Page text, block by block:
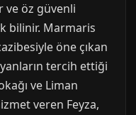
ve öz güvenli
bilinir. Marmaris
öne çıkan
tercih ettiği
ve Liman
veren Feyza,